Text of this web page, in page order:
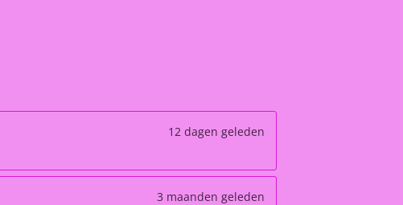
12 dagen geleden
3 maanden geleden